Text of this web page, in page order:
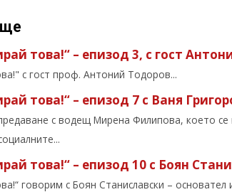
това!“ – епизод 3, с гост
с гост проф. Антоний Тодоров...
това!“ – епизод 7 с Ваня
с водещ Мирена Филипова, което
това!“ – епизод 10 с Боян
говорим с Боян Станиславски –